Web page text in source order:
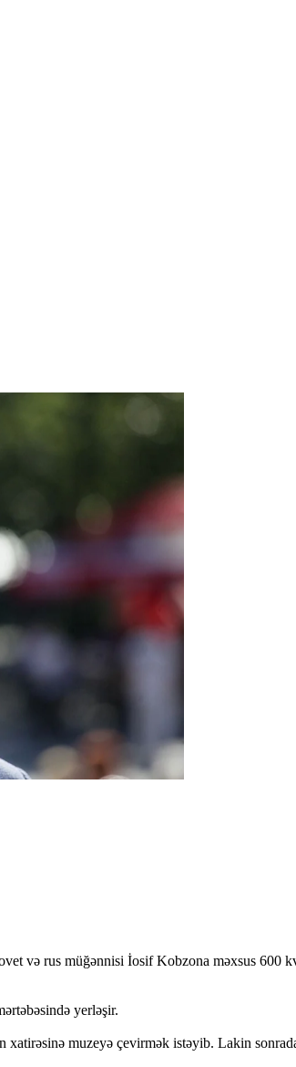
və rus müğənnisi İosif Kobzona məxsus 600
yerləşir.
muzeyə çevirmək istəyib. Lakin